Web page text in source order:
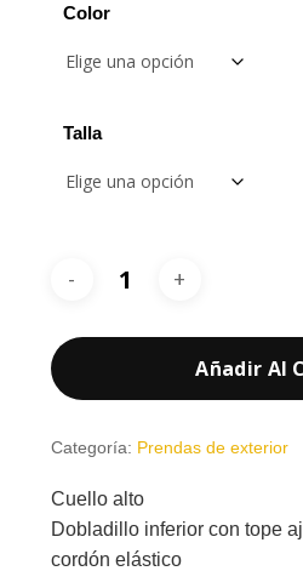
Color
Talla
Añadir Al
Categoría: Prendas de exterior
Cuello alto
Dobladillo inferior con tope
cordón elástico